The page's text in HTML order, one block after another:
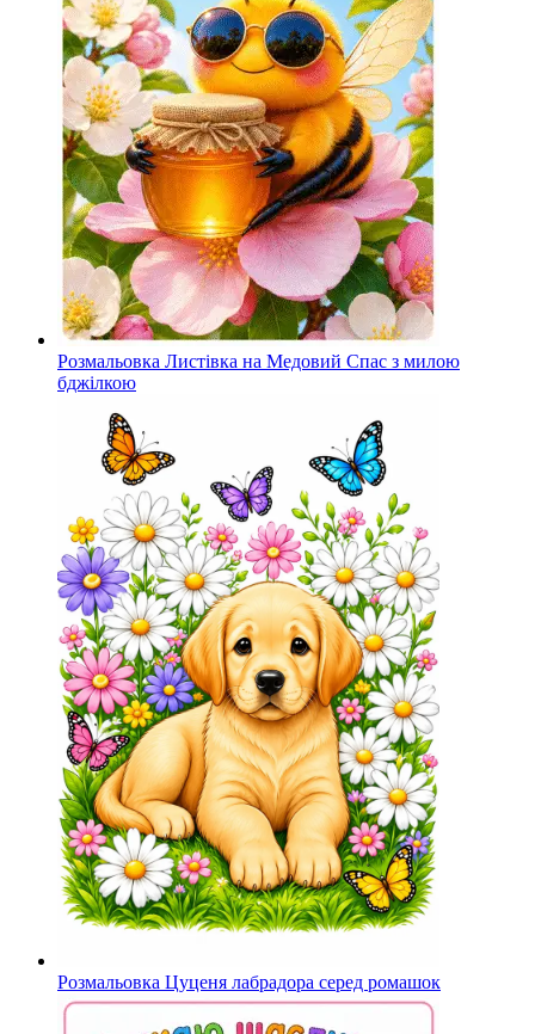
Розмальовка Листівка на Медовий Спас з милою
бджілкою
Розмальовка Цуценя лабрадора серед ромашок